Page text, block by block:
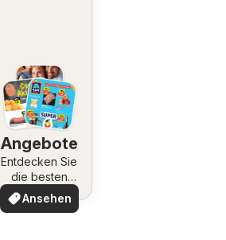
Angebote
Entdecken Sie
die besten
Angebote
Ansehen